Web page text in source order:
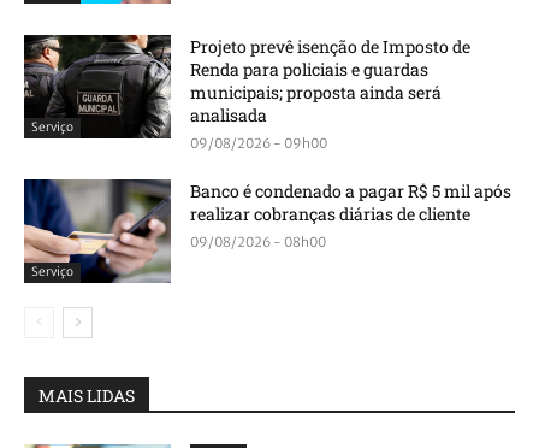
Serviço
Projeto prevê isenção de Imposto de
Renda para policiais e guardas
municipais; proposta ainda será
analisada
09/08/2026 - 09h00
Serviço
Banco é condenado a pagar R$ 5 mil após
realizar cobranças diárias de cliente
09/08/2026 - 08h00
MAIS LIDAS